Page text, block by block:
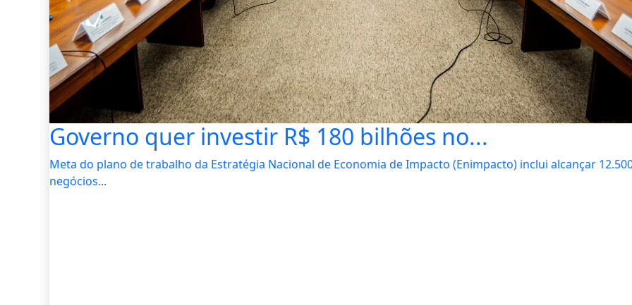
Governo quer investir R$ 180 bilhões no...
Meta do plano de trabalho da Estratégia Nacional de Economia de Impacto (Enimpacto) inclui alcançar
negócios...